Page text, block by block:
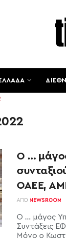
ΕΛΛΑΔΑ
Ο …
ΟΑΕΕ,
ΑΠΌ NEWSROOM
Ο … μάγος
Συντάξεις
Μόνο ο